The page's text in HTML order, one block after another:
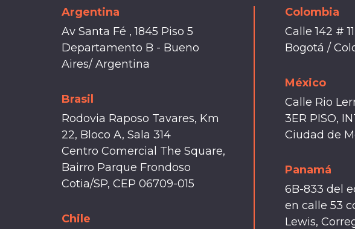
Argentina
Av Santa Fé , 1845 Piso 5
Departamento B - Bueno
Aires/ Argentina
Brasil
Rodovia Raposo Tavares, Km
22, Bloco A, Sala 314
Centro Comercial The Square,
Bairro Parque Frondoso
Cotia/SP, CEP 06709-015
Chile
Colombia
Calle 142 #
Bogotá /
México
Calle Rio
3ER PISO,
Ciudad de
Panamá
6B-833 del
en calle 53
Lewis,